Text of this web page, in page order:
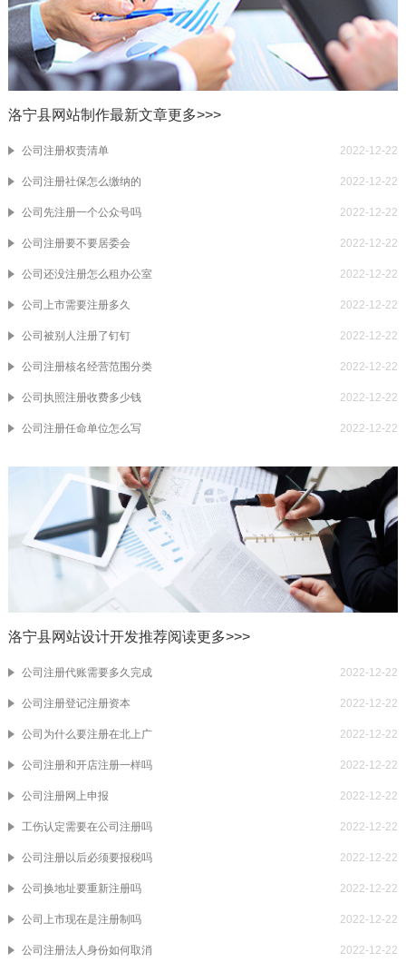
洛宁县网站制作最新文章更多>>>
公司注册权责清单 2022-12-22
公司注册社保怎么缴纳的 2022-12-22
公司先注册一个公众号吗 2022-12-22
公司注册要不要居委会 2022-12-22
公司还没注册怎么租办公室 2022-12-22
公司上市需要注册多久 2022-12-22
公司被别人注册了钉钉 2022-12-22
公司注册核名经营范围分类 2022-12-22
公司执照注册收费多少钱 2022-12-22
公司注册任命单位怎么写 2022-12-22
洛宁县网站设计开发推荐阅读更多>>>
公司注册代账需要多久完成 2022-12-22
公司注册登记注册资本 2022-12-22
公司为什么要注册在北上广 2022-12-22
公司注册和开店注册一样吗 2022-12-22
公司注册网上申报 2022-12-22
工伤认定需要在公司注册吗 2022-12-22
公司注册以后必须要报税吗 2022-12-22
公司换地址要重新注册吗 2022-12-22
公司上市现在是注册制吗 2022-12-22
公司注册法人身份如何取消 2022-12-22